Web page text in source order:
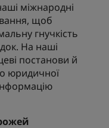
міжнародні
щоб
гнучкість
На наші
постанови й
юридичної